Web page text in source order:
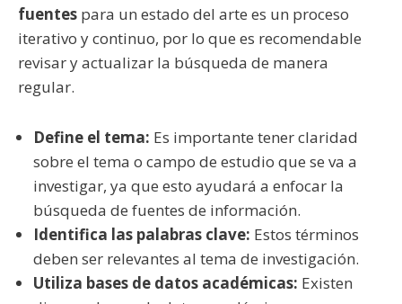
fuentes para un estado del arte es un proceso
iterativo y continuo, por lo que es recomendable
revisar y actualizar la búsqueda de manera
regular.
Define el tema: Es importante tener claridad
sobre el tema o campo de estudio que se va a
investigar, ya que esto ayudará a enfocar la
búsqueda de fuentes de información.
Identifica las palabras clave: Estos términos
deben ser relevantes al tema de investigación.
Utiliza bases de datos académicas: Existen